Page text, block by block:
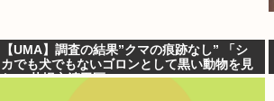
【UMA】調査の結果”クマの痕跡なし” 「シ
カでも犬でもないゴロンとして黒い動物を見
た」 札幌市清田区